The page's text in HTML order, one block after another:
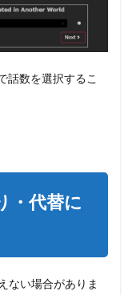
話数を選択するこ
・代替に
ない場合がありま